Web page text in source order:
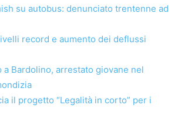
su autobus: denunciato trentenne ad
record e aumento dei deflussi
a Bardolino, arrestato giovane nel
il progetto “Legalità in corto” per i